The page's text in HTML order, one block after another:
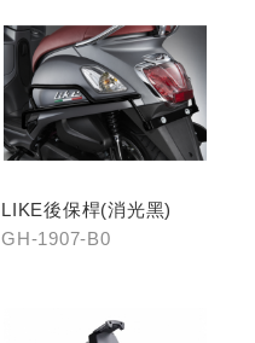
LIKE後保桿(消光黑)
GH-1907-B0